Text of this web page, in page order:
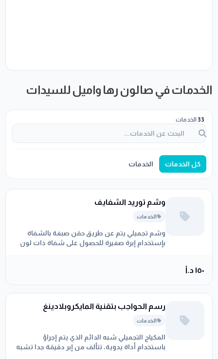
الخدمات في صالون رها واميل للسيدات
33 الخدمات
كل الخدمات الخدمات
وشم توريد الشفايف
الخدمات
وشم تجميلي يتم عن طريق حقن صبغة بالشفاة
بإستخدام إبرة صغيرة للحصول على شفاة ذات لون
١٥٠ د.أ
رسم الحواجب بتقنية المايكروبلادينغ
الخدمات
المكياج التجميلي شبه الدائم الذي يتم إجراؤ
باستخدام أداة يدوية، تتألف من إبر دقيقة جدا تشبه